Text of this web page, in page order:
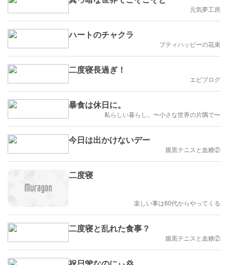
元気夢工房
ハートのチャクラ
プティハッピーの花束
二度寝長過ぎ！
エピブログ
暴食は休日に。
私らしい暮らし。〜小さな世界の片隅で〜
今日は出かけないデー
腹黒テニスと血糖②
二度寝
楽しい事は60代からやってくる
二度寝と乱れた食事？
腹黒テニスと血糖②